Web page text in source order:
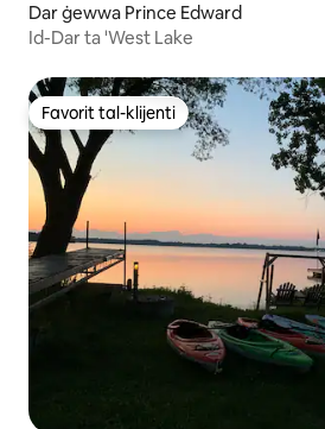
Dar ġewwa Prince Edward
Id-Dar ta 'West Lake
Favorit tal-klijenti
Favorit tal-klijenti